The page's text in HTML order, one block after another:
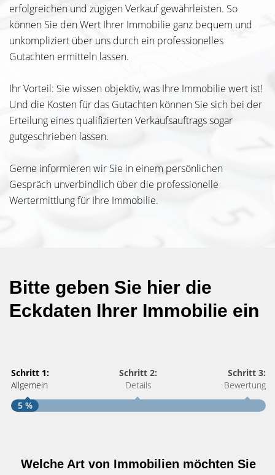
erfolgreichen und zügigen Verkauf gewährleisten. So
können Sie den Wert Ihrer Immobilie ganz bequem und
unkompliziert über uns durch ein professionelles
Gutachten ermitteln lassen.
Ihr Vorteil: Sie wissen objektiv, was Ihre Immobilie wert ist!
Und die Kosten für das Gutachten können Sie sich bei der
Erteilung eines qualifizierten Verkaufsauftrags sogar
gutgeschrieben lassen.
Gerne informieren wir Sie in einem persönlichen
Gespräch unverbindlich über die professionelle
Wertermittlung für Ihre Immobilie.
Bitte geben Sie hier die
Eckdaten Ihrer Immobilie ein
Schritt 1:
Allgemein
Schritt 2:
Details
Schritt 3:
Bewertung
5 %
Welche Art von Immobilien möchten Sie